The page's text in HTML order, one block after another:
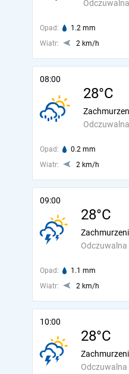
Odczuwalna
Opad: 1.2 mm
Wiatr:
2 km/h
08:00
28°C
Odczuwalna
Opad: 0.2 mm
Wiatr:
2 km/h
09:00
28°C
Odczuwalna
Opad: 1.1 mm
Wiatr:
2 km/h
10:00
28°C
Odczuwalna